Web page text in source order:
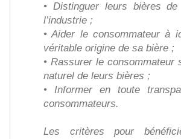
• Distinguer leurs bières
l’industrie ;
• Aider le consommateur à
véritable origine de sa bière ;
• Rassurer le consommateur
naturel de leurs bières ;
• Informer en toute
consommateurs.
Les critères pour